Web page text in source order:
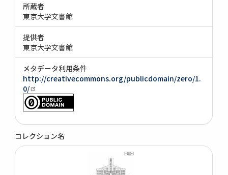
所蔵者
東京大学文書館
提供者
東京大学文書館
メタデータ利用条件
http://creativecommons.org/publicdomain/zero/1.
0/
コレクション名